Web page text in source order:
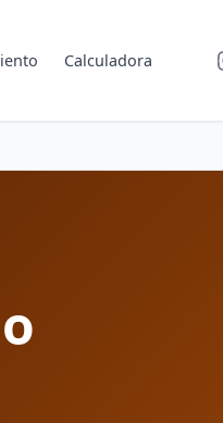
Calculadora